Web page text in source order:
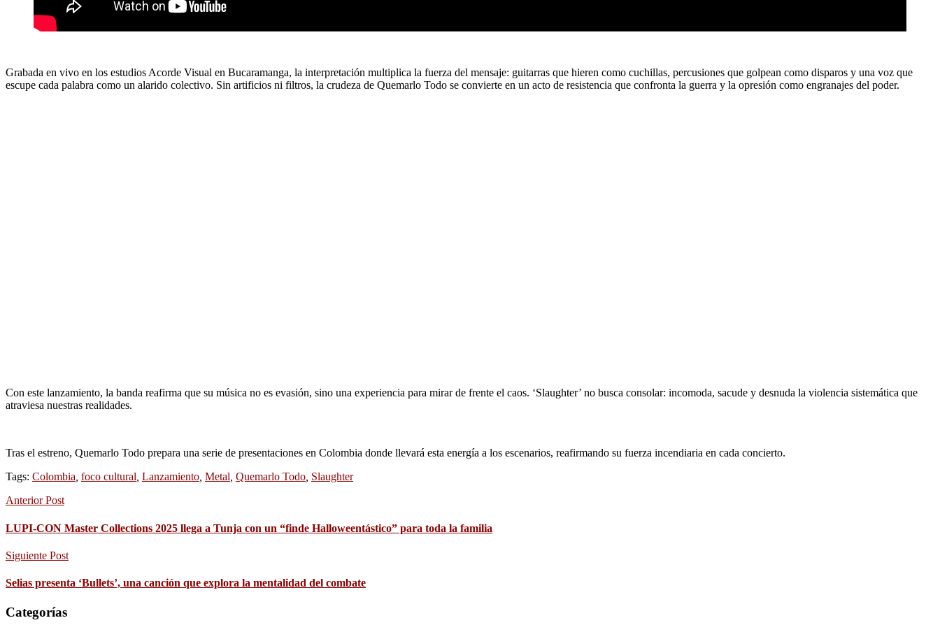
Grabada en vivo en los estudios Acorde Visual en Bucaramanga, la interpretación multiplica la fuerza del mensaje: guitarras que hieren como cuchillas, percusiones que golpean como disparos y una voz que
escupe cada palabra como un alarido colectivo. Sin artificios ni filtros, la crudeza de Quemarlo Todo se convierte en un acto de resistencia que confronta la guerra y la opresión como engranajes del poder.
Con este lanzamiento, la banda reafirma que su música no es evasión, sino una experiencia para mirar de frente el caos. ‘Slaughter’ no busca consolar: incomoda, sacude y desnuda la violencia sistemática que
atraviesa nuestras realidades.
Tras el estreno, Quemarlo Todo prepara una serie de presentaciones en Colombia donde llevará esta energía a los escenarios, reafirmando su fuerza incendiaria en cada concierto.
Tags: Colombia, foco cultural, Lanzamiento, Metal, Quemarlo Todo, Slaughter
Anterior Post
LUPI-CON Master Collections 2025 llega a Tunja con un “finde Halloweentástico” para toda la familia
Siguiente Post
Selias presenta ‘Bullets’, una canción que explora la mentalidad del combate
Categorías